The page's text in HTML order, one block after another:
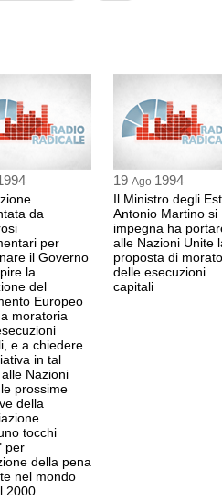
da
per
il Governo
la
del
Europeo
moratoria
e a chiedere
in tal
Nazioni
prossime
della
tocchi
per
della pena
nel mondo
2000
19 Ago 1994
Il Ministro degli
Antonio Martino si
impegna ha
alle Nazioni Unite
proposta di
delle esecuzioni
capitali